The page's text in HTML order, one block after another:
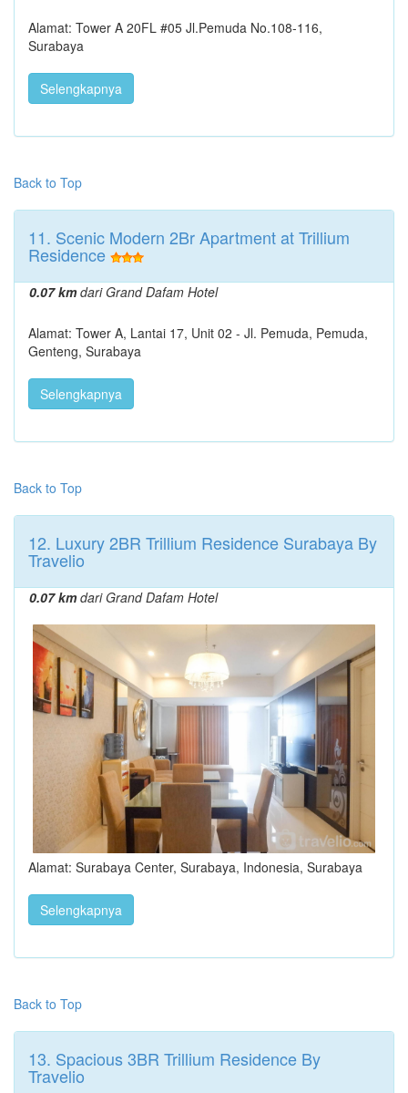
Alamat: Tower A 20FL #05 Jl.Pemuda No.108-116,
Surabaya
Selengkapnya
Back to Top
11. Scenic Modern 2Br Apartment at Trillium
Residence
0.07 kmdari Grand Dafam Hotel
Alamat: Tower A, Lantai 17, Unit 02 - Jl. Pemuda, Pemuda,
Genteng, Surabaya
Selengkapnya
Back to Top
12. Luxury 2BR Trillium Residence Surabaya By
Travelio
0.07 kmdari Grand Dafam Hotel
Alamat: Surabaya Center, Surabaya, Indonesia, Surabaya
Selengkapnya
Back to Top
13. Spacious 3BR Trillium Residence By
Travelio